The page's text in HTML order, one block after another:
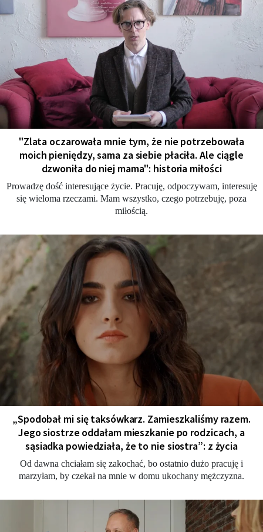
"Zlata oczarowała mnie tym, że nie potrzebowała
moich pieniędzy, sama za siebie płaciła. Ale ciągle
dzwoniła do niej mama": historia miłości
Prowadzę dość interesujące życie. Pracuję, odpoczywam, interesuję
się wieloma rzeczami. Mam wszystko, czego potrzebuję, poza
miłością.
„Spodobał mi się taksówkarz. Zamieszkaliśmy razem.
Jego siostrze oddałam mieszkanie po rodzicach, a
sąsiadka powiedziała, że to nie siostra”: z życia
Od dawna chciałam się zakochać, bo ostatnio dużo pracuję i
marzyłam, by czekał na mnie w domu ukochany mężczyzna.